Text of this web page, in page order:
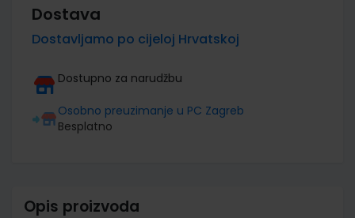
Dostava
Dostavljamo po cijeloj Hrvatskoj
Dostupno za narudžbu
Osobno preuzimanje u PC Zagreb
Besplatno
Opis proizvoda